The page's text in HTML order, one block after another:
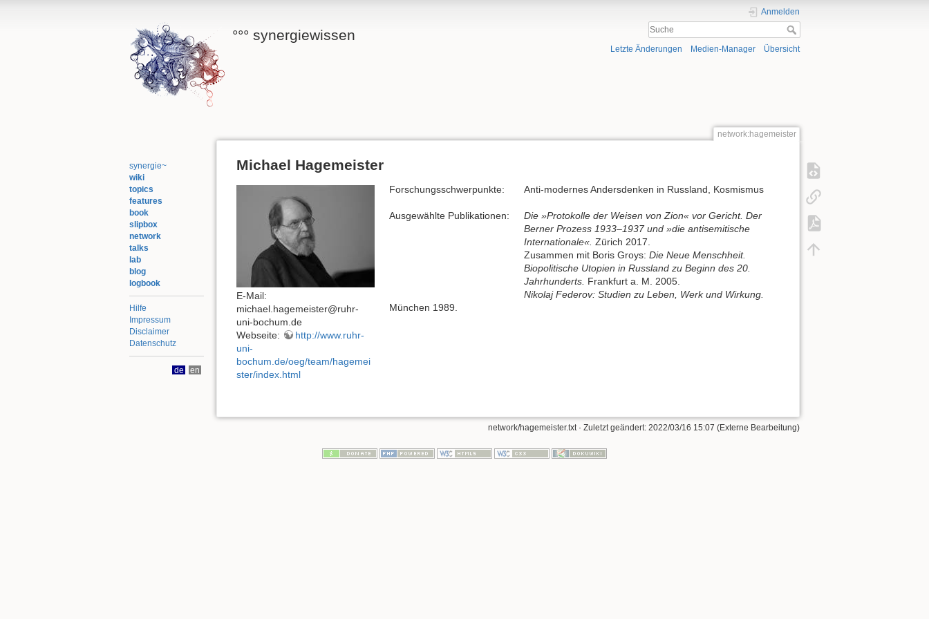
°°° synergiewissen
Anmelden
Letzte Änderungen Medien-Manager Übersicht
synergie~
wiki
topics
features
book
slipbox
network
talks
lab
blog
logbook
Hilfe
Impressum
Disclaimer
Datenschutz
de en
network:hagemeister
Michael Hagemeister
E-Mail:
michael.hagemeister@ruhr-
uni-bochum.de
Webseite:
http://www.ruhr-
uni-
bochum.de/oeg/team/hagemei
ster/index.html
Forschungsschwerpunkte:
Ausgewählte Publikationen:
Anti-modernes Andersdenken in Russland, Kosmismus
Die »Protokolle der Weisen von Zion« vor Gericht. Der
Berner Prozess 1933–1937 und »die antisemitische
Internationale«. Zürich 2017.
Zusammen mit Boris Groys: Die Neue Menschheit.
Biopolitische Utopien in Russland zu Beginn des 20.
Jahrhunderts. Frankfurt a. M. 2005.
Nikolaj Federov: Studien zu Leben, Werk und Wirkung.
München 1989.
network/hagemeister.txt· Zuletzt geändert: 2022/03/16 15:07 (Externe Bearbeitung)